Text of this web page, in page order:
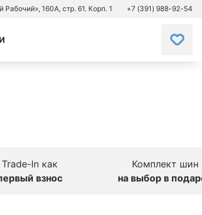
Рабочий», 160А, стр. 61. Корп. 1 +7 (391) 988-92-54
Trade-In как
взнос
Комплект шин
на выбор в